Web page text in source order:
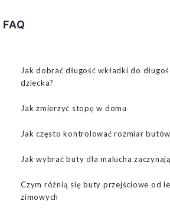
FAQ
Jak dobrać długość wkładki do
dziecka?
Jak zmierzyć stopę w domu
Jak często kontrolować rozmiar butów
Jak wybrać buty dla malucha
Czym różnią się buty przejściowe od
zimowych